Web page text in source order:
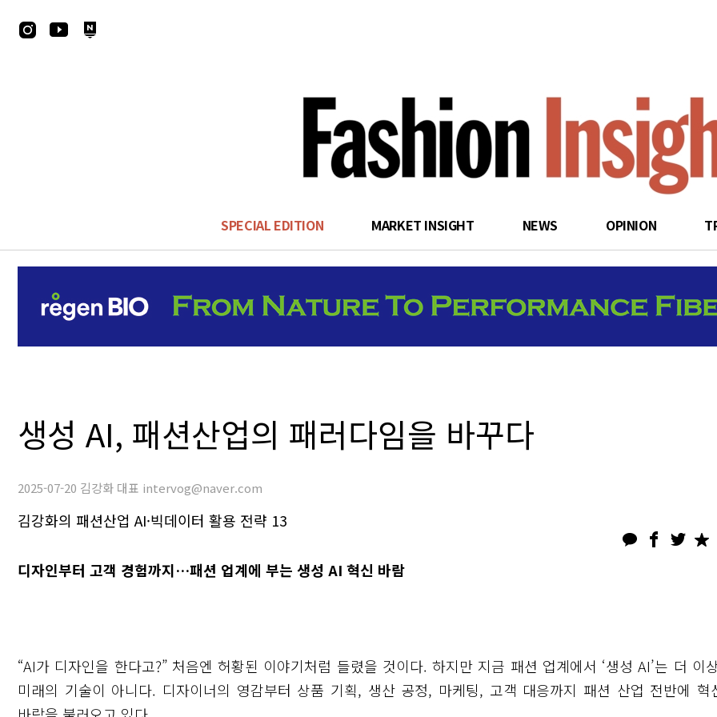
search
SPECIAL EDITION MARKET INSIGHT NEWS OPINION
생성 AI, 패션산업의 패러다임을 바꾸다
2025-07-20 김강화 대표 intervog@naver.com
김강화의 패션산업 AI·빅데이터 활용 전략 13
디자인부터 고객 경험까지…패션 업계에 부는 생성 AI 혁신 바람
“AI가 디자인을 한다고?” 처음엔 허황된 이야기처럼 들렸을 것이다. 하지만 지금 패션 업계에서 ‘생성 AI’는 더 이
미래의 기술이 아니다. 디자이너의 영감부터 상품 기획, 생산 공정, 마케팅, 고객 대응까지 패션 산업 전반에 혁